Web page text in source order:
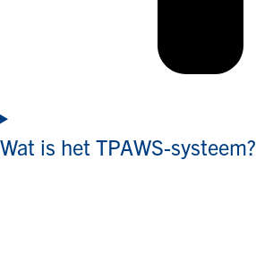
Wat is het TPAWS-systeem?